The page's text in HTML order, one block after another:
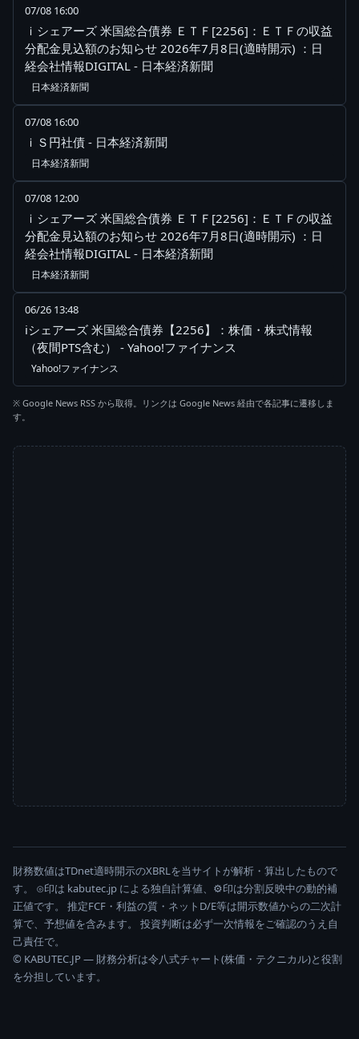
07/08 16:00
ｉシェアーズ 米国総合債券 ＥＴＦ[2256]：ＥＴＦの収益
分配金見込額のお知らせ 2026年7月8日(適時開示) ：日
経会社情報DIGITAL - 日本経済新聞
日本経済新聞
07/08 16:00
ｉＳ円社債 - 日本経済新聞
日本経済新聞
07/08 12:00
ｉシェアーズ 米国総合債券 ＥＴＦ[2256]：ＥＴＦの収益
分配金見込額のお知らせ 2026年7月8日(適時開示) ：日
経会社情報DIGITAL - 日本経済新聞
日本経済新聞
06/26 13:48
iシェアーズ 米国総合債券【2256】：株価・株式情報
（夜間PTS含む） - Yahoo!ファイナンス
Yahoo!ファイナンス
※ Google News RSS から取得。リンクは Google News 経由で各記事に遷移しま
す。
財務数値はTDnet適時開示のXBRLを当サイトが解析・算出したもので
す。 ⊙印は kabutec.jp による独自計算値、⚙印は分割反映中の動的補
正値です。 推定FCF・利益の質・ネットD/E等は開示数値からの二次計
算で、予想値を含みます。 投資判断は必ず一次情報をご確認のうえ自
己責任で。
© KABUTEC.JP — 財務分析は令八式チャート(株価・テクニカル)と役割
を分担しています。